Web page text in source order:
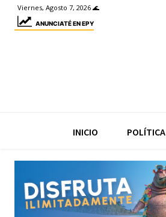
Viernes, Agosto 7, 2026 🌊
ANUNCIATÉ EN EPY
INICIO POLÍTICA